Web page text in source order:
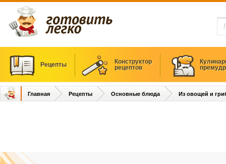
Рецепты
Конструктор
рецептов
Главная Рецепты Основные блюда Из овощей и